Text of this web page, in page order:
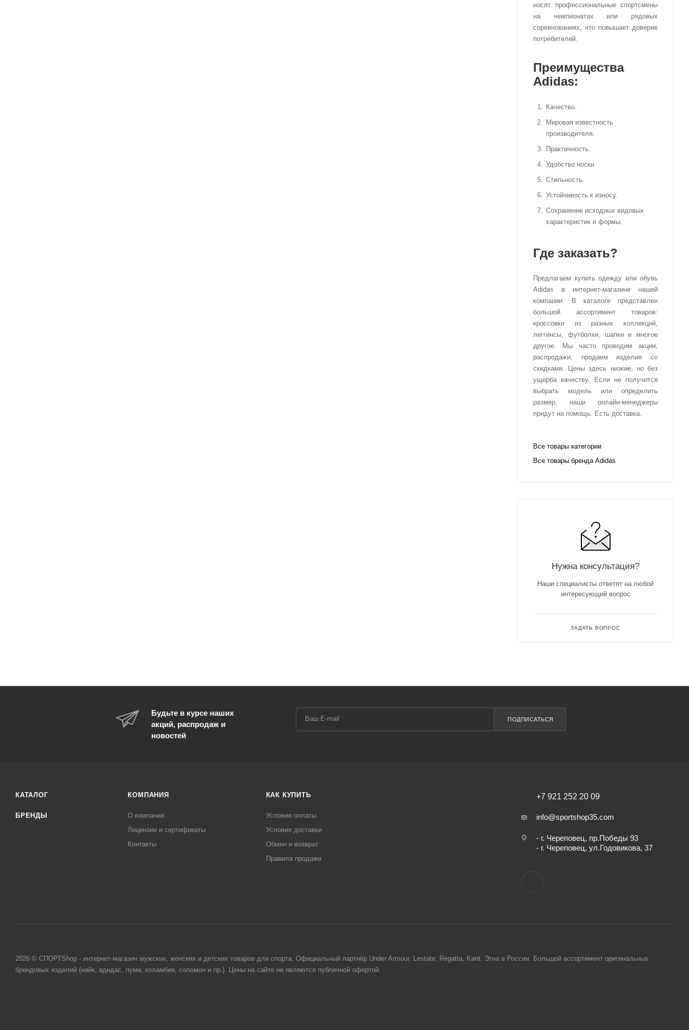
носят профессиональные спортсмены
на чемпионатах или рядовых
соревнованиях, что повышает доверие
потребителей.
Преимущества
Adidas:
Качество.
Мировая известность
производителя.
Практичность.
Удобство носки.
Стильность.
Устойчивость к износу.
Сохранение исходных видовых
характеристик и формы.
Где заказать?
Предлагаем купить одежду или обувь
Adidas в интернет-магазине нашей
компании. В каталоге представлен
большой ассортимент товаров:
кроссовки из разных коллекций,
леггинсы, футболки, шапки и многое
другое. Мы часто проводим акции,
распродажи, продаем изделия со
скидками. Цены здесь низкие, но без
ущерба качеству. Если не получится
выбрать модель или определить
размер, наши онлайн-менеджеры
придут на помощь. Есть доставка.
Все товары категории
Все товары бренда Adidas
Нужна консультация?
Наши специалисты ответят на любой
интересующий вопрос
ЗАДАТЬ ВОПРОС
Будьте в курсе наших
акций, распродаж и
новостей
ПОДПИСАТЬСЯ
КАТАЛОГ
БРЕНДЫ
КОМПАНИЯ
О компании
Лицензии и сертификаты
Контакты
КАК КУПИТЬ
Условия оплаты
Условия доставки
Обмен и возврат
Правила продажи
+7 921 252 20 09
info@sportshop35.com
- г. Череповец, пр.Победы 93
- г. Череповец, ул.Годовикова, 37
2026 © СПОРТShop - интернет-магазин мужских, женских и детских товаров для спорта. Официальный партнёр Under Armour, Lestate, Regatta, Kant, Этна в России. Большой ассортимент оригинальных
брендовых изделий (найк, адидас, пума, коламбия, соломон и пр.). Цены на сайте не являются публичной офертой.